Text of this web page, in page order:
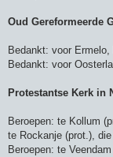
Oud Gereformeerde
Bedankt: voor
Bedankt: voor
Protestantse Kerk in
Beroepen: te Kollum
te Rockanje (prot.),
Beroepen: te